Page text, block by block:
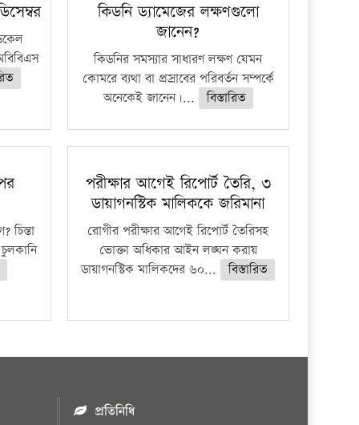
কিডনি ড্যামেজের লক্ষণগুলো
জানেন?
কিডনির সমস্যার সাধারণ লক্ষণ যেমন
কোমরে ব্যথা বা প্রস্রাবের পরিবর্তন সম্পর্কে
অনেকেই জানেন।...
বিস্তারিত
চিন্তা
পরীক্ষার আগেই রিপোর্ট তৈরি, ৩
ডায়াগনস্টিক মালিককে জরিমানা
রোগীর পরীক্ষার আগেই রিপোর্ট তৈরিসহ
ভোক্তা অধিকার আইন লঙ্ঘন করায়
ডায়াগনস্টিক মালিকদের ৬০...
বিস্তারিত
প্রতিনিধি